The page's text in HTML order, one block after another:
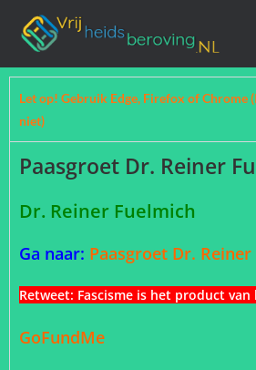
Let op! Gebruik Edge, Firefox of
niet)
Paasgroet Dr. Reiner
Dr. Reiner Fuelmich
Ga naar: Paasgroet Dr.
Retweet: Fascisme is het product
GoFundMe